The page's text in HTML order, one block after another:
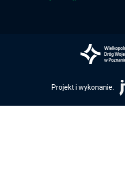
Projekt i wykonanie: